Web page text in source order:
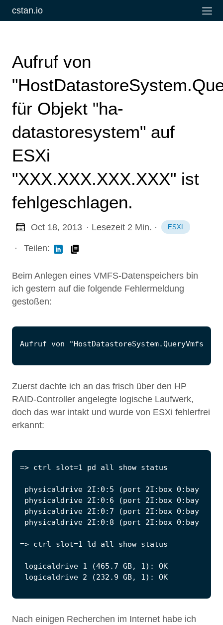
cstan.io
Aufruf von
für Objekt "ha-
datastoresystem" auf
ESXi
"XXX.XXX.XXX.XXX" ist
fehlgeschlagen.
Oct 18, 2013 · Lesezeit 2 Min. · ESXI
· Teilen:
Beim Anlegen eines VMFS-Datenspeichers bin
ich gestern auf die folgende Fehlermeldung
gestoßen:
Zuerst dachte ich an das frisch über den HP
RAID-Controller angelegte logische Laufwerk,
doch das war intakt und wurde von ESXi fehlerfrei
erkannt:
Nach einigen Recherchen im Internet habe ich